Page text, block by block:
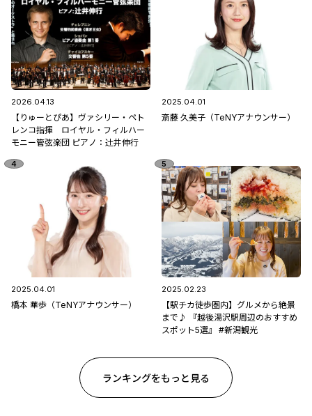
2026.04.13
【りゅーとぴあ】ヴァシリー・ペト
レンコ指揮 ロイヤル・フィルハー
モニー管弦楽団 ピアノ：辻󠄀井伸行
2025.04.01
斎藤 久美子（TeNYアナウンサー）
2025.04.01
橋本 華歩（TeNYアナウンサー）
2025.02.23
【駅チカ徒歩圏内】グルメから絶景
まで♪ 『越後湯沢駅周辺のおすすめ
スポット5選』 #新潟観光
ランキングをもっと見る